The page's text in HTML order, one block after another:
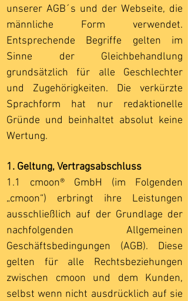
unserer AGB´s und der Webseite, die
männliche Form verwendet.
Entsprechende Begriffe gelten im
Sinne der Gleichbehandlung
grundsätzlich für alle Geschlechter
und Zugehörigkeiten. Die verkürzte
Sprachform hat nur redaktionelle
Gründe und beinhaltet absolut keine
Wertung.
1. Geltung, Vertragsabschluss
1.1 cmoon® GmbH (im Folgenden
„cmoon“) erbringt ihre Leistungen
ausschließlich auf der Grundlage der
nachfolgenden Allgemeinen
Geschäftsbedingungen (AGB). Diese
gelten für alle Rechtsbeziehungen
zwischen cmoon und dem Kunden,
selbst wenn nicht ausdrücklich auf sie